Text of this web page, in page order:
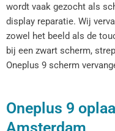
wordt vaak gezocht als
display reparatie. Wij
zowel het beeld als de
bij een zwart scherm,
Oneplus 9 scherm
Oneplus 9